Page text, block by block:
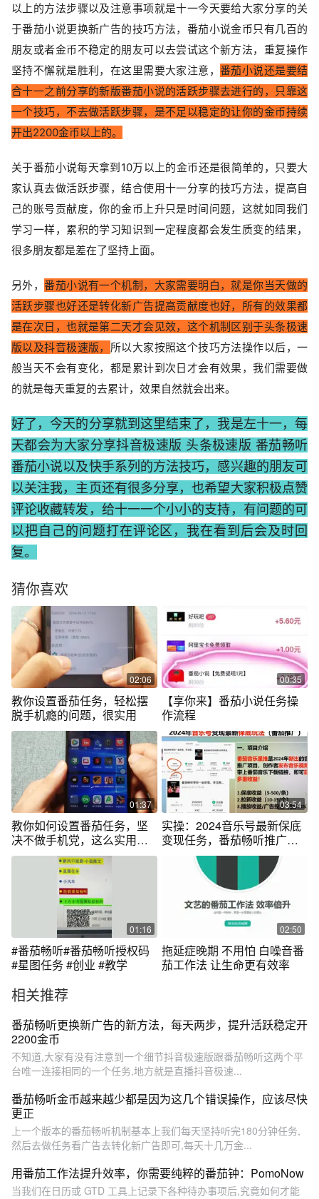
以上的方法步骤以及注意事项就是十一今天要给大家分享的关
于番茄小说更换新广告的技巧方法，番茄小说金币只有几百的
朋友或者金币不稳定的朋友可以去尝试这个新方法，重复操作
坚持不懈就是胜利，在这里需要大家注意，番茄小说还是要结
合十一之前分享的新版番茄小说的活跃步骤去进行的，只靠这
一个技巧，不去做活跃步骤，是不足以稳定的让你的金币持续
开出2200金币以上的。
关于番茄小说每天拿到10万以上的金币还是很简单的，只要大
家认真去做活跃步骤，结合使用十一分享的技巧方法，提高自
己的账号贡献度，你的金币上升只是时间问题，这就如同我们
学习一样，累积的学习知识到一定程度都会发生质变的结果，
很多朋友都是差在了坚持上面。
另外，番茄小说有一个机制，大家需要明白，就是你当天做的
活跃步骤也好还是转化新广告提高贡献度也好，所有的效果都
是在次日，也就是第二天才会见效，这个机制区别于头条极速
版以及抖音极速版， 所以大家按照这个技巧方法操作以后，一
般当天不会有变化，都是累计到次日才会有效果，我们需要做
的就是每天重复的去累计，效果自然就会出来。
好了，今天的分享就到这里结束了，我是左十一，每
天都会为大家分享抖音极速版 头条极速版 番茄畅听
番茄小说以及快手系列的方法技巧，感兴趣的朋友可
以关注我，主页还有很多分享，也希望大家积极点赞
评论收藏转发，给十一一个小小的支持，有问题的可
以把自己的问题打在评论区，我在看到后会及时回
复。
猜你喜欢
02:06
教你设置番茄任务，轻松摆
脱手机瘾的问题，很实用
00:35
【享你来】番茄小说任务操
作流程
01:37
教你如何设置番茄任务，坚
决不做手机党，这么实用还
在等什么
03:54
实操：2024音乐号最新保底
变现任务，番茄畅听推广，
三重叠加收益
01:16
#番茄畅听#番茄畅听授权码
#星图任务 #创业 #教学
02:50
拖延症晚期 不用怕 白噪音番
茄工作法 让生命更有效率
相关推荐
番茄畅听更换新广告的新方法，每天两步，提升活跃稳定开
2200金币
不知道,大家有没有注意到一个细节抖音极速版跟番茄畅听这两个平
台唯一连接相同的一个任务,地方就是直播抖音极速...
番茄畅听金币越来越少都是因为这几个错误操作，应该尽快
更正
上一个版本的番茄畅听机制基本上我们每天坚持听完180分钟任务,
然后去做任务看广告去转化新广告即可,每天十几万金...
用番茄工作法提升效率，你需要纯粹的番茄钟：PomoNow
当我们在日历或 GTD 工具上记录下各种待办事项后,究竟如何才能